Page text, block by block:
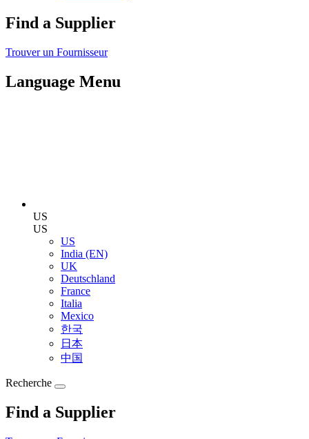
Find a Supplier
Trouver un Fournisseur
Language Menu
US
US
US
India (EN)
UK
Deutschland
France
Italia
Mexico
한국
日本
中国
Recherche
Find a Supplier